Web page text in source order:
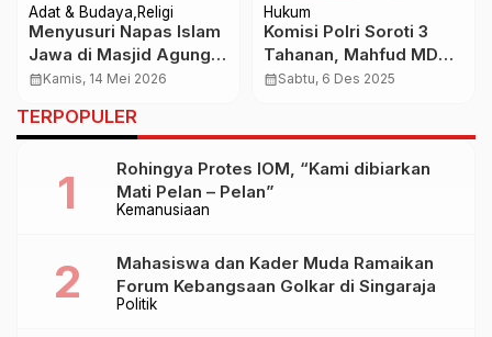
Adat & Budaya Religi
Menyusuri Napas Islam
Jawa di Masjid Agung
Keraton Surakarta
calendar_monthKamis, 14 Mei 2026
Hukum
Komisi Polri Soroti 3
Tahanan, Mahfud MD
Desak Pembebasan
calendar_monthSabtu, 6 Des 2025
TERPOPULER
Kemanusiaan
Rohingya Protes IOM, “Kami dibiarkan
Mati Pelan – Pelan”
Politik
Mahasiswa dan Kader Muda Ramaikan
Forum Kebangsaan Golkar di Singaraja